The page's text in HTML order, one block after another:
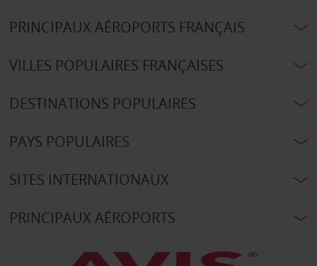
PRINCIPAUX AÉROPORTS FRANÇAIS
VILLES POPULAIRES FRANÇAISES
DESTINATIONS POPULAIRES
PAYS POPULAIRES
SITES INTERNATIONAUX
PRINCIPAUX AÉROPORTS